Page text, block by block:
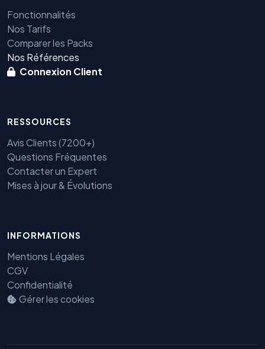
Fonctionnalités
Nos Tarifs
Comparer les Packs
Nos Références
Connexion Client
RESSOURCES
Avis Clients (7200+)
Questions Fréquentes
Contacter un Expert
Mises à jour & Évolutions
INFORMATIONS
Mentions Légales
CGV
Confidentialité
Gérer les cookiesGEO